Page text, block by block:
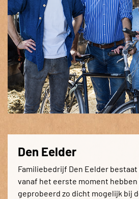
Den Eelder
Familiebedrijf Den Eelder bestaat
vanaf het eerste moment
geprobeerd zo dicht mogelijk bij